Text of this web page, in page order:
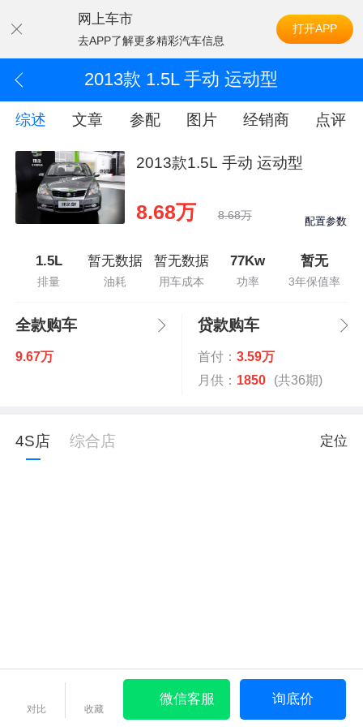
网上车市
去APP了解更多精彩汽车信息
打开APP
2013款 1.5L 手动 运动型
综述 文章 参配 图片 经销商 点评
2013款1.5L 手动 运动型
8.68万 8.68万 配置参数
1.5L
排量
暂无数据
油耗
暂无数据
用车成本
77Kw
功率
暂无
3年保值率
全款购车
9.67万
贷款购车
首付： 3.59万
月供： 1850 (共36期)
4S店 综合店 定位
对比 收藏
微信客服 询底价